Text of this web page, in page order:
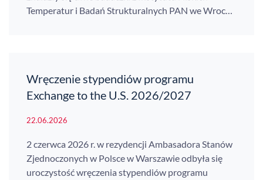
Temperatur i Badań Strukturalnych PAN we Wroc…
Wręczenie stypendiów programu
Exchange to the U.S. 2026/2027
22.06.2026
2 czerwca 2026 r. w rezydencji Ambasadora Stanów
Zjednoczonych w Polsce w Warszawie odbyła się
uroczystość wręczenia stypendiów programu